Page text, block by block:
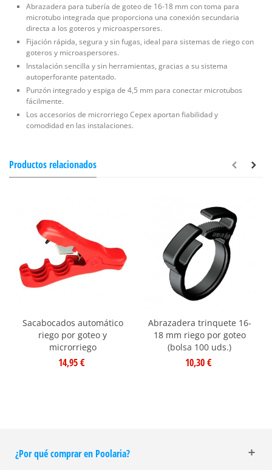
Abrazadera para tubería de goteo de 16-18 mm con toma para
microtubo integrada que proporciona una conexión secundaria
directa a los goteros y microaspersores.
Fijación rápida, segura y sin fugas, ideal para sistemas de riego con
goteros y microaspersores.
Instalación sencilla y sin herramientas, gracias a su sistema
autoperforante patentado.
Punzón integrado y espiga de 4,5 mm para conectar microtubos
fácilmente.
Los accesorios de microrriego Cepex aportan fiabilidad y
comodidad en las instalaciones.
Productos relacionados
Sacabocados automático
riego por goteo y
microrriego
14,95 €
Abrazadera trinquete 16-
18 mm riego por goteo
(bolsa 100 uds.)
10,30 €
¿Por qué comprar en Poolaria?